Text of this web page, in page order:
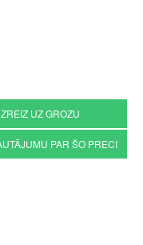
UZ GROZU
PAR ŠO PRECI